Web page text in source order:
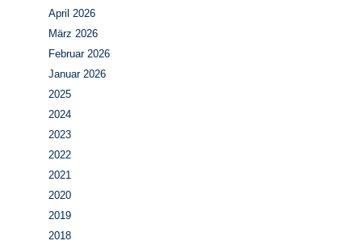
April 2026
März 2026
Februar 2026
Januar 2026
2025
2024
2023
2022
2021
2020
2019
2018